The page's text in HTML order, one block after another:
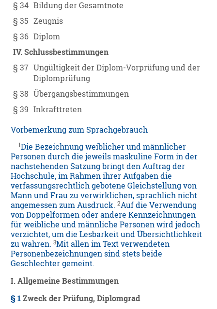
§ 34 Bildung der Gesamtnote
§ 35 Zeugnis
§ 36 Diplom
IV. Schlussbestimmungen
§ 37 Ungültigkeit der Diplom-Vorprüfung und der
Diplomprüfung
§ 38 Übergangsbestimmungen
§ 39 Inkrafttreten
Vorbemerkung zum Sprachgebrauch
1Die Bezeichnung weiblicher und männlicher
Personen durch die jeweils maskuline Form in der
nachstehenden Satzung bringt den Auftrag der
Hochschule, im Rahmen ihrer Aufgaben die
verfassungsrechtlich gebotene Gleichstellung von
Mann und Frau zu verwirklichen, sprachlich nicht
angemessen zum Ausdruck.2Auf die Verwendung
von Doppelformen oder andere Kennzeichnungen
für weibliche und männliche Personen wird jedoch
verzichtet, um die Lesbarkeit und Übersichtlichkeit
zu wahren.3Mit allen im Text verwendeten
Personenbezeichnungen sind stets beide
Geschlechter gemeint.
I. Allgemeine Bestimmungen
§ 1 Zweck der Prüfung, Diplomgrad